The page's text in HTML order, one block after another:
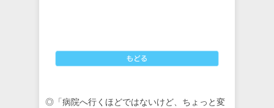
◎「病院へ行くほどではないけど、ちょっと変